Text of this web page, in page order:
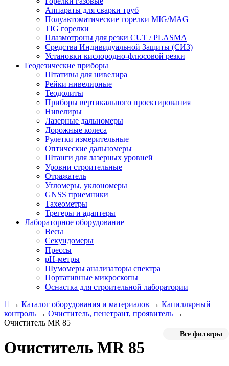
Аппараты для сварки труб
Полуавтоматические горелки MIG/MAG
TIG горелки
Плазмотроны для резки CUT / PLASMA
Средства Индивидуальной Защиты (СИЗ)
Установки кислородно-флюсовой резки
Геодезические приборы
Штативы для нивелира
Рейки нивелирные
Теодолиты
Приборы вертикального проектирования
Нивелиры
Лазерные дальномеры
Дорожные колеса
Рулетки измерительные
Оптические дальномеры
Штанги для лазерных уровней
Уровни строительные
Отражатель
Угломеры, уклономеры
GNSS приемники
Тахеометры
Трегеры и адаптеры
Лабораторное оборудование
Весы
Секундомеры
Прессы
pH-метры
Шумомеры анализаторы спектра
Портативные микроскопы
Оснастка для строительной лаборатории
→ Каталог оборудования и материалов → Капиллярный
контроль → Очиститель, пенетрант, проявитель →
Очиститель MR 85
Все фильтры
Очиститель MR 85